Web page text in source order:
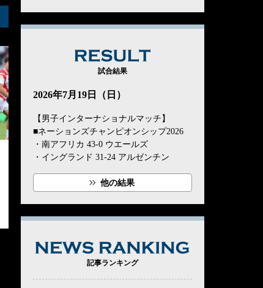
試合結果
2026年7月19日（日）
【男子インターナショナルマッチ】
■ネーションズチャンピオンシップ2026
・南アフリカ 43-0 ウエールズ
・イングランド 31-24 アルゼンチン
他の結果
記事ランキング